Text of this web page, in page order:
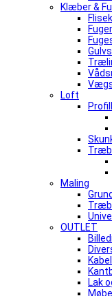
Klæber &
Loft
Maling
OUTLET
Lak